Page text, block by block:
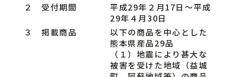
２ 受付期間
平成29年２月17日～平成
29年４月30日
３ 掲載商品
以下の商品を中心とした
熊本県産品29品
（１）地震により甚大な
被害を受けた地域（益城